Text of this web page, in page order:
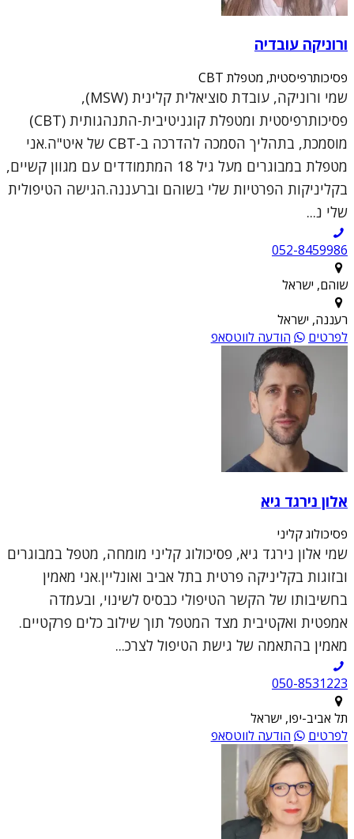
ורוניקה עובדיה
פסיכותרפיסטית, מטפלת CBT
שמי ורוניקה, עובדת סוציאלית קלינית (MSW),
פסיכותרפיסטית ומטפלת קוגניטיבית-התנהגותית (CBT)
מוסמכת, בתהליך הסמכה להדרכה ב-CBT של איט"ה.אני
מטפלת במבוגרים מעל גיל 18 המתמודדים עם מגוון קשיים,
בקליניקות הפרטיות שלי בשוהם וברעננה.הגישה הטיפולית
שלי נ...
052-8459986
שוהם, ישראל
רעננה, ישראל
לפרטים
הודעה לווטסאפ
אלון נירגד גיא
פסיכולוג קליני
שמי אלון נירגד גיא, פסיכולוג קליני מומחה, מטפל במבוגרים
ובזוגות בקליניקה פרטית בתל אביב ואונליין.אני מאמין
בחשיבותו של הקשר הטיפולי כבסיס לשינוי, ובעמדה
אמפטית ואקטיבית מצד המטפל תוך שילוב כלים פרקטיים.
מאמין בהתאמה של גישת הטיפול לצרכ...
050-8531223
תל אביב-יפו, ישראל
לפרטים
הודעה לווטסאפ